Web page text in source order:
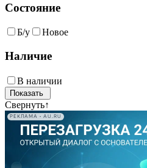
Состояние
Б/у Новое
Наличие
В наличии
Свернуть↑
РЕКЛАМА • AU.RU